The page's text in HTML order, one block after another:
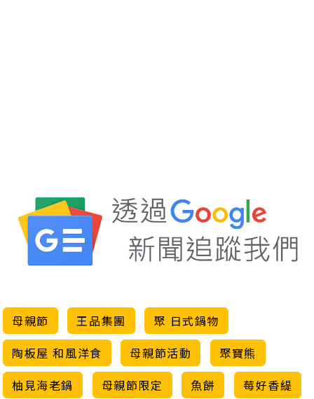
母親節 王品集團
聚 日式鍋物
陶板屋 和風洋食
母親節活動
聚寶熊
柚見海老鍋
母親節限定 魚餅 莓好香緹